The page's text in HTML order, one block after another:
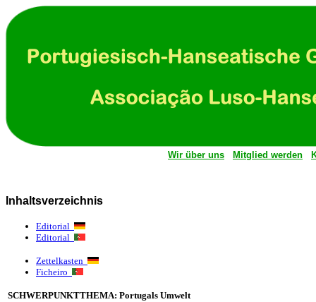
Wir über uns Mitglied werden
Inhaltsverzeichnis
Editorial
Editorial
Zettelkasten
Ficheiro
SCHWERPUNKTTHEMA: Portugals Umwelt